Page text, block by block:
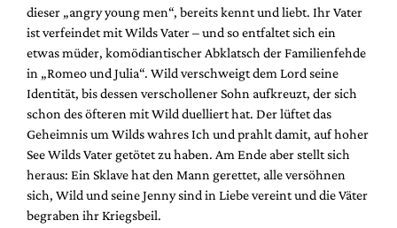
dieser „angry young men“, bereits kennt und liebt. Ihr Vater
ist verfeindet mit Wilds Vater – und so entfaltet sich ein
etwas müder, komödiantischer Abklatsch der Familienfehde
in „Romeo und Julia“. Wild verschweigt dem Lord seine
Identität, bis dessen verschollener Sohn aufkreuzt, der sich
schon des öfteren mit Wild duelliert hat. Der lüftet das
Geheimnis um Wilds wahres Ich und prahlt damit, auf hoher
See Wilds Vater getötet zu haben. Am Ende aber stellt sich
heraus: Ein Sklave hat den Mann gerettet, alle versöhnen
sich, Wild und seine Jenny sind in Liebe vereint und die Väter
begraben ihr Kriegsbeil.